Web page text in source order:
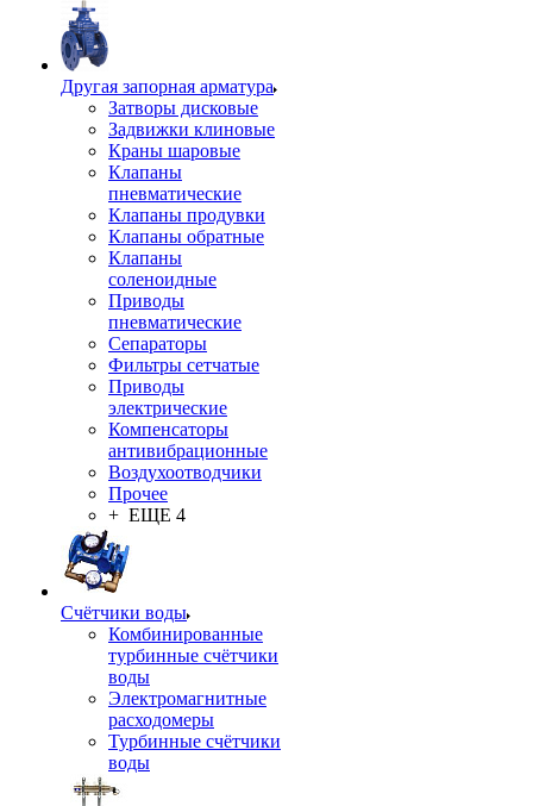
Другая запорная арматура
Затворы дисковые
Задвижки клиновые
Краны шаровые
Клапаны
пневматические
Клапаны продувки
Клапаны обратные
Клапаны
соленоидные
Приводы
пневматические
Сепараторы
Фильтры сетчатые
Приводы
электрические
Компенсаторы
антивибрационные
Воздухоотводчики
Прочее
+ ЕЩЕ 4
Счётчики воды
Комбинированные
турбинные счётчики
воды
Электромагнитные
расходомеры
Турбинные счётчики
воды